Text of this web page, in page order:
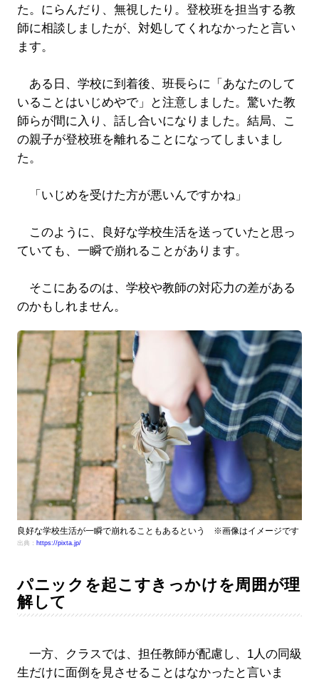
た。にらんだり、無視したり。登校班を担当する教
師に相談しましたが、対処してくれなかったと言い
ます。
ある日、学校に到着後、班長らに「あなたのして
いることはいじめやで」と注意しました。驚いた教
師らが間に入り、話し合いになりました。結局、こ
の親子が登校班を離れることになってしまいまし
た。
「いじめを受けた方が悪いんですかね」
このように、良好な学校生活を送っていたと思っ
ていても、一瞬で崩れることがあります。
そこにあるのは、学校や教師の対応力の差がある
のかもしれません。
良好な学校生活が一瞬で崩れることもあるという ※画像はイメージです
出典： https://pixta.jp/
パニックを起こすきっかけを周囲が理
解して
一方、クラスでは、担任教師が配慮し、1人の同級
生だけに面倒を見させることはなかったと言いま